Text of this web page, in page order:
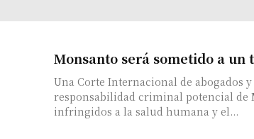
Monsanto será sometido a
Una Corte Internacional de abogados
responsabilidad criminal potencial de
infringidos a la salud humana y el...